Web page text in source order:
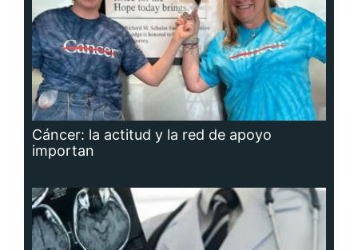
Cáncer: la actitud y la red de apoyo
importan